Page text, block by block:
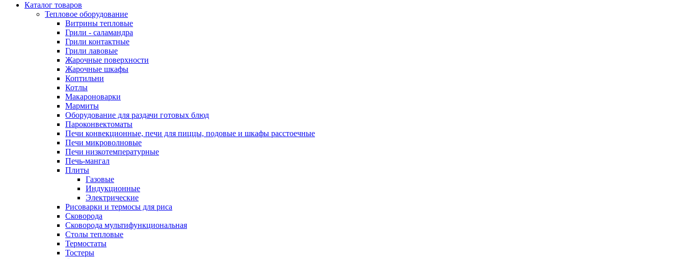
Каталог товаров
Тепловое оборудование
Витрины тепловые
Грили - саламандра
Грили контактные
Грили лавовые
Жарочные поверхности
Жарочные шкафы
Коптильни
Котлы
Макароноварки
Мармиты
Оборудование для раздачи готовых блюд
Пароконвектоматы
Печи конвекционные, печи для пиццы, подовые и шкафы расстоечные
Печи микроволновые
Печи низкотемпературные
Печь-мангал
Плиты
Газовые
Индукционные
Электрические
Рисоварки и термосы для риса
Сковорода
Сковорода мультифункциональная
Столы тепловые
Термостаты
Тостеры